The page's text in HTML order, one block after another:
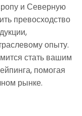
и Северную
превосходство
опыту.
стать вашим
помогая
рынке.